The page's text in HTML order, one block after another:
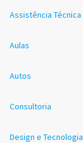
Assistência Técnica
Aulas
Autos
Consultoria
Design e Tecnologia